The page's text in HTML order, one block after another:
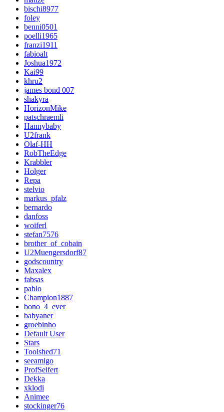
bischi8977
foley
benni0501
poelli1965
franzi1911
fabioalt
Joshua1972
Kai99
khru2
james bond 007
shakyra
HorizonMike
patschraemli
Hannybaby
U2frank
Olaf-HH
RobTheEdge
Krabbler
Holger
Repa
stelvio
markus_pfalz
bernardo
danfoss
woiferl
stefan7576
brother_of_cobain
U2Muengersdorf87
godscountry
Maxalex
fabsas
pablo
Champion1887
bono_4_ever
babyaner
groebinho
Default User
Stars
Toolshed71
seeamigo
ProfSeifert
Dekka
xklodi
Animee
stockinger76